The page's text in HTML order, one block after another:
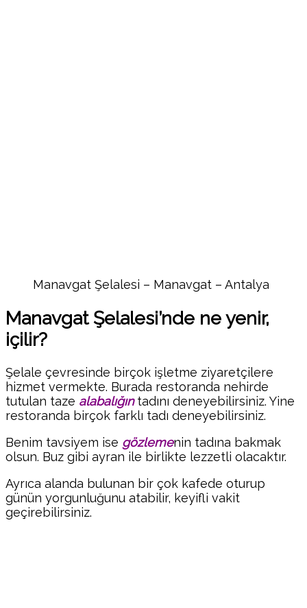
Manavgat Şelalesi – Manavgat – Antalya
Manavgat Şelalesi’nde ne yenir,
içilir?
Şelale çevresinde birçok işletme ziyaretçilere
hizmet vermekte. Burada restoranda nehirde
tutulan taze alabalığıntadını deneyebilirsiniz. Yine
restoranda birçok farklı tadı deneyebilirsiniz.
Benim tavsiyem ise gözlemenin tadına bakmak
olsun. Buz gibi ayran ile birlikte lezzetli olacaktır.
Ayrıca alanda bulunan bir çok kafede oturup
günün yorgunluğunu atabilir, keyifli vakit
geçirebilirsiniz.